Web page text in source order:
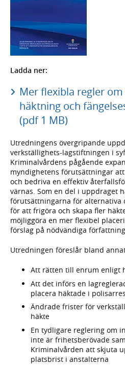
Ladda ner:
Mer flexibla regler
häktning och
(pdf 1 MB)
Utredningens övergripande
verkställighets-lagstiftningen i
Kriminalvårdens pågående
myndighetens förutsättningar
och bedriva en effektiv
värnas. Som en del i uppdraget
förutsättningarna för alternativa
för att frigöra och skapa fler
möjliggöra en mer flexibel
förslag på nödvändiga
Utredningen föreslår bland
Att rätten till enrum enligt
Att det införs en
placera häktade i
Ändrade frister för
häkte
En tydligare reglering om
inte är frihetsberövade
Kriminalvården att skjuta
platsbrist i anstalterna